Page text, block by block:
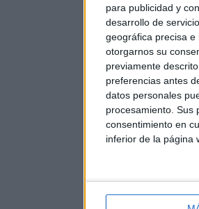
para publicidad y
desarrollo de
geográfica precisa
otorgarnos su
previamente
preferencias antes
datos personales
procesamiento. Sus
consentimiento en
inferior de la página